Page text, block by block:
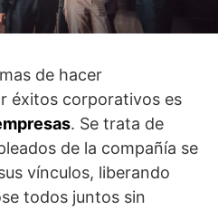
de hacer
éxitos corporativos es
. Se trata de
de la compañía se
vínculos, liberando
todos juntos sin